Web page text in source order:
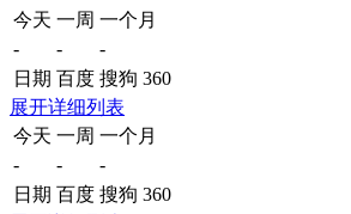
今天 一周 一个月
-
-
-
日期 百度 搜狗 360
展开详细列表
今天 一周 一个月
-
-
-
日期 百度 搜狗 360